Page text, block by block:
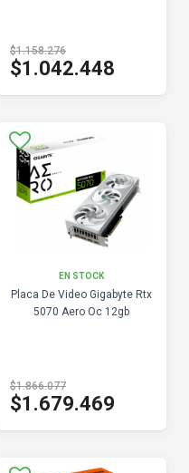
$1.158.276
$1.042.448
EN STOCK
Placa De Video Gigabyte Rtx
5070 Aero Oc 12gb
$1.866.077
$1.679.469